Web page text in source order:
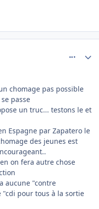
chomage pas possible
passe
un truc... testons le et
Espagne par Zapatero le
des jeunes est
on fera autre chose
aucune "contre
pour tous à la sortie